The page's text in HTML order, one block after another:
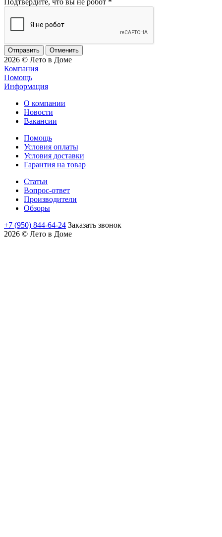
Подтвердите, что вы не робот *
Отменить
2026 © Лето в Доме
Компания
Помощь
Информация
О компании
Новости
Вакансии
Помощь
Условия оплаты
Условия доставки
Гарантия на товар
Статьи
Вопрос-ответ
Производители
Обзоры
+7 (950) 844-64-24 Заказать звонок
2026 © Лето в Доме